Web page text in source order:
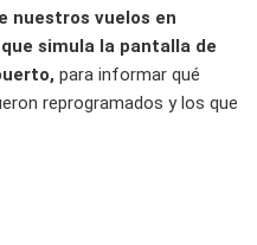
nuestros vuelos en
simula la pantalla de
para informar qué
reprogramados y los que